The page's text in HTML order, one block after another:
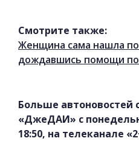
Смотрите также:
Женщина сама нашла
дождавшись помощи
Больше автоновостей
«ДжеДАИ» с
18:50, на телеканале